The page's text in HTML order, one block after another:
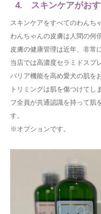
4. スキンケアがお
スキンケアをすべてのわんち
わんちゃんの皮膚は人間の何
皮膚の健康管理は近年、非常
当店では高濃度セラミドスプ
バリア機能を高め愛犬の肌を
トリミングは肌を傷つけてし
フ全員が共通認識を持って肌
す。
※オプションです。